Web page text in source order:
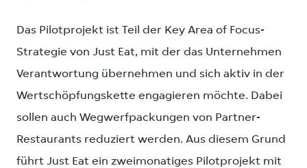
Das Pilotprojekt ist Teil der Key Area of Focus-
Strategie von Just Eat, mit der das Unternehmen
Verantwortung übernehmen und sich aktiv in der
Wertschöpfungskette engagieren möchte. Dabei
sollen auch Wegwerfpackungen von Partner-
Restaurants reduziert werden. Aus diesem Grund
führt Just Eat ein zweimonatiges Pilotprojekt mit